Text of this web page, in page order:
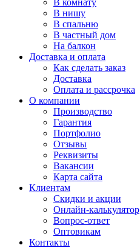
В комнату
В нишу
В спальню
В частный дом
На балкон
Доставка и оплата
Как сделать заказ
Доставка
Оплата и рассрочка
О компании
Производство
Гарантия
Портфолио
Отзывы
Реквизиты
Вакансии
Карта сайта
Клиентам
Скидки и акции
Онлайн-калькулятор
Вопрос-ответ
Оптовикам
Контакты